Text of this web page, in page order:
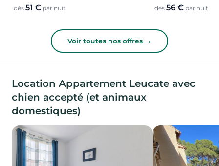
dès 51 € par nuit dès 56 € par nuit
Voir toutes nos offres →
Location Appartement Leucate avec
chien accepté (et animaux
domestiques)